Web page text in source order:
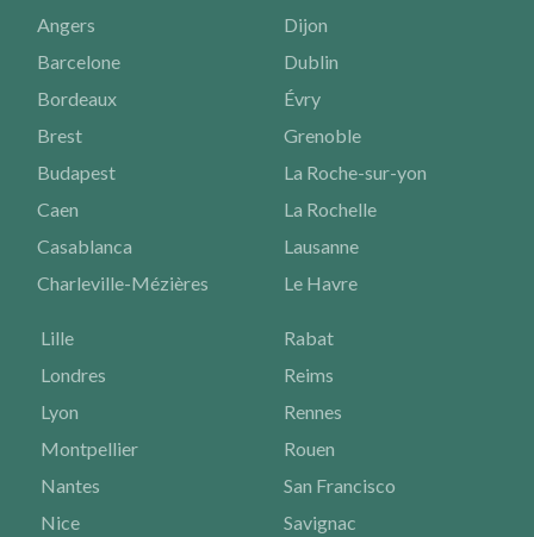
Angers
Barcelone
Bordeaux
Brest
Budapest
Caen
Casablanca
Charleville-Mézières
Dijon
Dublin
Évry
Grenoble
La Roche-sur-yon
La Rochelle
Lausanne
Le Havre
Lille
Londres
Lyon
Montpellier
Nantes
Nice
Rabat
Reims
Rennes
Rouen
San Francisco
Savignac